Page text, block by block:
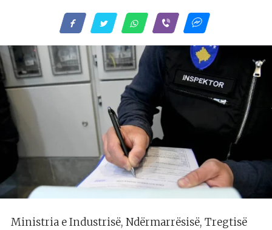
Ministria e Industrisë, Ndërmarrësisë, Tregtisë